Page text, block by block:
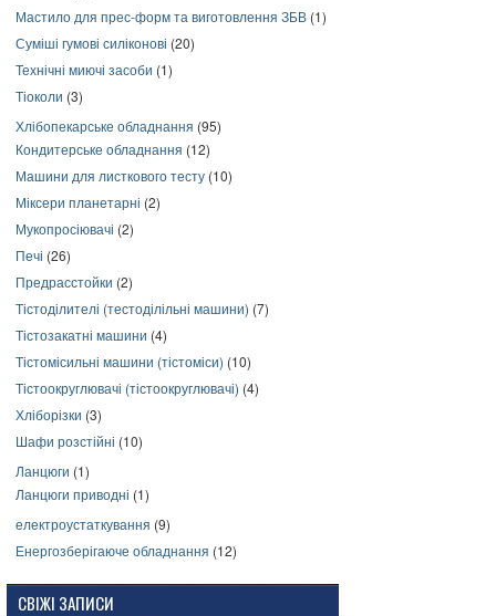
Мастило для прес-форм та виготовлення ЗБВ (1)
Суміші гумові силіконові (20)
Технічні миючі засоби (1)
Тіоколи (3)
Хлібопекарське обладнання (95)
Кондитерське обладнання (12)
Машини для листкового тесту (10)
Міксери планетарні (2)
Мукопросіювачі (2)
Печі (26)
Предрасстойки (2)
Тістоділителі (тестоділільні машини) (7)
Тістозакатні машини (4)
Тістомісильні машини (тістоміси) (10)
Тістоокруглювачі (тістоокруглювачі) (4)
Хліборізки (3)
Шафи розстійні (10)
Ланцюги (1)
Ланцюги приводні (1)
електроустаткування (9)
Енергозберігаюче обладнання (12)
СВІЖІ ЗАПИСИ